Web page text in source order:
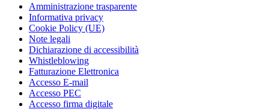
Amministrazione trasparente
Informativa privacy
Cookie Policy (UE)
Note legali
Dichiarazione di accessibilità
Whistleblowing
Fatturazione Elettronica
Accesso E-mail
Accesso PEC
Accesso firma digitale